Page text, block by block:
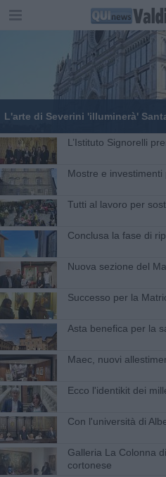
L'arte di Severini 'illuminerà'
L’Istituto Signorelli
Mostre e
Tutti al lavoro per
Conclusa la fase di
Nuova sezione del
Successo per la
Asta benefica per la
Maec, nuovi
Ecco l'identikit dei
Con l'università di
Galleria La Colonna
cortonese